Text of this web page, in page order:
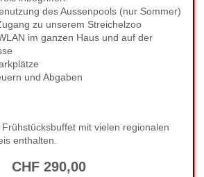
des Aussenpools (nur Sommer)
zu unserem Streichelzoo
im ganzen Haus und auf der
und Abgaben
mit vielen regionalen
enthalten.
CHF 290,00